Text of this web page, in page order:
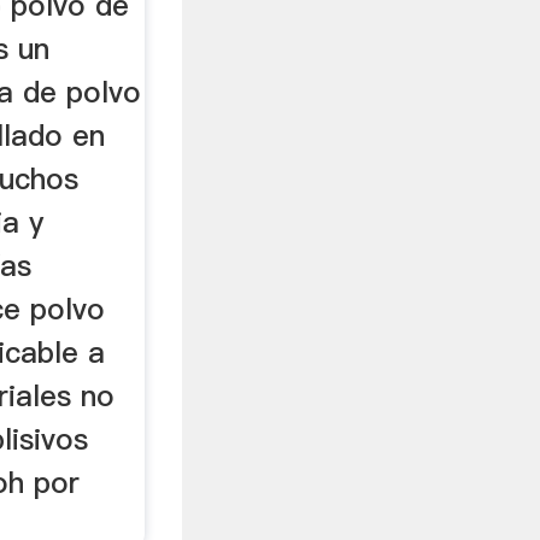
un
de polvo
en
y
polvo
a
no
por